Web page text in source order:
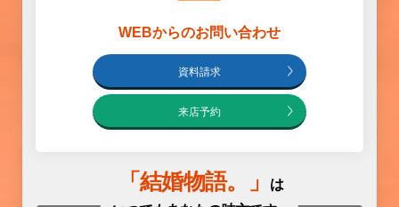
WEBからのお問い合わせ
資料請求
来店予約
「 結婚物語。」
は